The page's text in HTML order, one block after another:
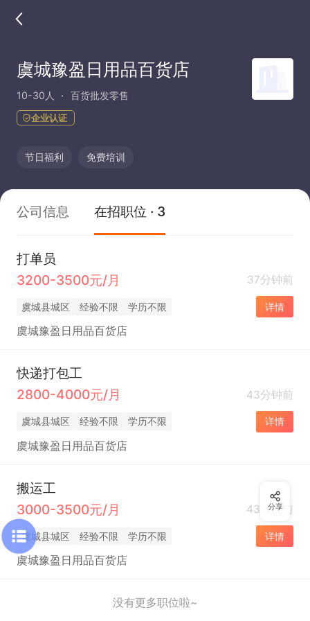
虞城豫盈日用品百货店
10-30人 百货批发零售
企业认证
节日福利 免费培训
公司信息 在招职位 · 3
打单员
3200-3500元/月
37分钟前
虞城县城区 经验不限 学历不限 详情
虞城豫盈日用品百货店
快递打包工
2800-4000元/月
43分钟前
虞城县城区 经验不限 学历不限 详情
虞城豫盈日用品百货店
搬运工
3000-3500元/月
43分钟前
虞城县城区 经验不限 学历不限 详情
虞城豫盈日用品百货店
没有更多职位啦~
分享